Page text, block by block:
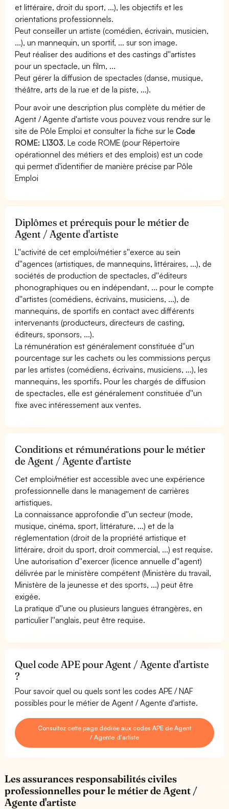
et littéraire, droit du sport, ...), les objectifs et les
orientations professionnels.
Peut conseiller un artiste (comédien, écrivain, musicien,
...), un mannequin, un sportif, ... sur son image.
Peut réaliser des auditions et des castings d''artistes
pour un spectacle, un film, ...
Peut gérer la diffusion de spectacles (danse, musique,
théâtre, arts de la rue et de la piste, ...).
Pour avoir une description plus complète du métier de
Agent / Agente d'artiste vous pouvez vous rendre sur le
site de Pôle Emploi et consulter la fiche sur leCode
ROME: L1303. Le code ROME (pour Répertoire
opérationnel des métiers et des emplois) est un code
qui permet d'identifier de manière précise par Pôle
Emploi
Diplômes et prérequis pour le métier de
Agent / Agente d'artiste
L''activité de cet emploi/métier s''exerce au sein
d''agences (artistiques, de mannequins, littéraires, ...), de
sociétés de production de spectacles, d''éditeurs
phonographiques ou en indépendant, ... pour le compte
d''artistes (comédiens, écrivains, musiciens, ...), de
mannequins, de sportifs en contact avec différents
intervenants (producteurs, directeurs de casting,
éditeurs, sponsors, ...).
La rémunération est généralement constituée d''un
pourcentage sur les cachets ou les commissions perçus
par les artistes (comédiens, écrivains, musiciens, ...), les
mannequins, les sportifs. Pour les chargés de diffusion
de spectacles, elle est généralement constituée d''un
fixe avec intéressement aux ventes.
Conditions et rémunérations pour le métier
de Agent / Agente d'artiste
Cet emploi/métier est accessible avec une expérience
professionnelle dans le management de carrières
artistiques.
La connaissance approfondie d''un secteur (mode,
musique, cinéma, sport, littérature, ...) et de la
réglementation (droit de la propriété artistique et
littéraire, droit du sport, droit commercial, ...) est requise.
Une autorisation d''exercer (licence annuelle d''agent)
délivrée par le ministère compétent (Ministère du travail,
Ministère de la jeunesse et des sports, ...) peut être
exigée.
La pratique d''une ou plusieurs langues étrangères, en
particulier l''anglais, peut être requise.
Quel code APE pour Agent / Agente d'artiste
?
Pour savoir quel ou quels sont les codes APE / NAF
possibles pour le métier de Agent / Agente d'artiste.
Consultez cette page dédiée aux codes APE de Agent
/ Agente d'artiste
Les assurances responsabilités civiles
professionnelles pour le métier de Agent /
Agente d'artiste